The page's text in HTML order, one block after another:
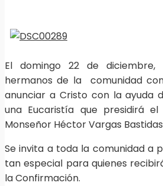
El domingo 22 de
hermanos de la comunidad
anunciar a Cristo con la ayuda
una Eucaristía que presidirá
Monseñor Héctor Vargas
Se invita a toda la comunidad a
tan especial para quienes
la Confirmación.